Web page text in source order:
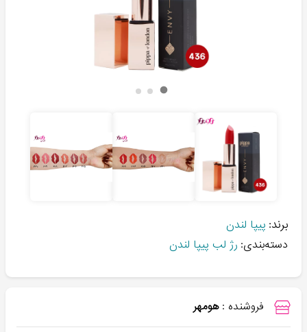
برند: پیپا لندن
دسته‌بندی: رژ لب پیپا لندن
فروشنده : هومهر